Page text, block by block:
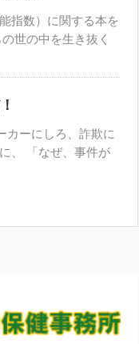
指数）に関する本を
世の中を生き抜く
カーにしろ、詐欺に
、 「なぜ、事件が